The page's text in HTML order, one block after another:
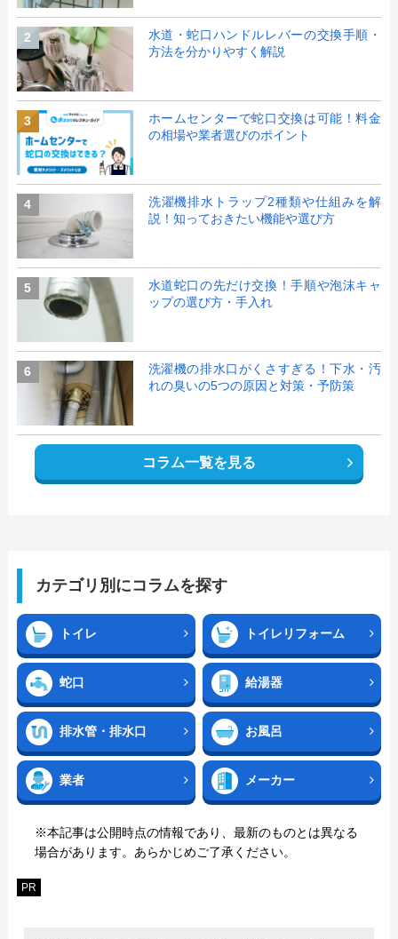
2
水道・蛇口ハンドルレバーの交換手順・
方法を分かりやすく解説
3
ホームセンターで蛇口交換は可能！料金
の相場や業者選びのポイント
4
洗濯機排水トラップ2種類や仕組みを解
説！知っておきたい機能や選び方
5
水道蛇口の先だけ交換！手順や泡沫キャ
ップの選び方・手入れ
6
洗濯機の排水口がくさすぎる！下水・汚
れの臭いの5つの原因と対策・予防策
コラム一覧を見る
カテゴリ別にコラムを探す
トイレ トイレリフォーム
蛇口 給湯器
排水管・排水口 お風呂
業者 メーカー
※本記事は公開時点の情報であり、最新のものとは異なる
場合があります。あらかじめご了承ください。
PR